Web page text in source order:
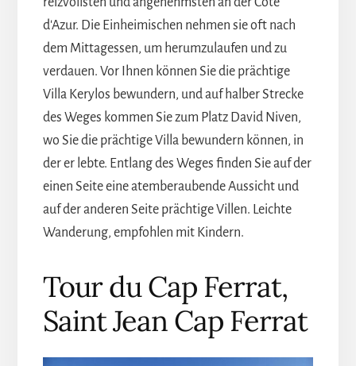
d'Azur. Die Einheimischen nehmen sie oft nach
dem Mittagessen, um herumzulaufen und zu
verdauen. Vor Ihnen können Sie die prächtige
Villa Kerylos bewundern, und auf halber Strecke
des Weges kommen Sie zum Platz David Niven,
wo Sie die prächtige Villa bewundern können, in
der er lebte. Entlang des Weges finden Sie auf der
einen Seite eine atemberaubende Aussicht und
auf der anderen Seite prächtige Villen. Leichte
Wanderung, empfohlen mit Kindern.
Tour du Cap Ferrat,
Saint Jean Cap Ferrat